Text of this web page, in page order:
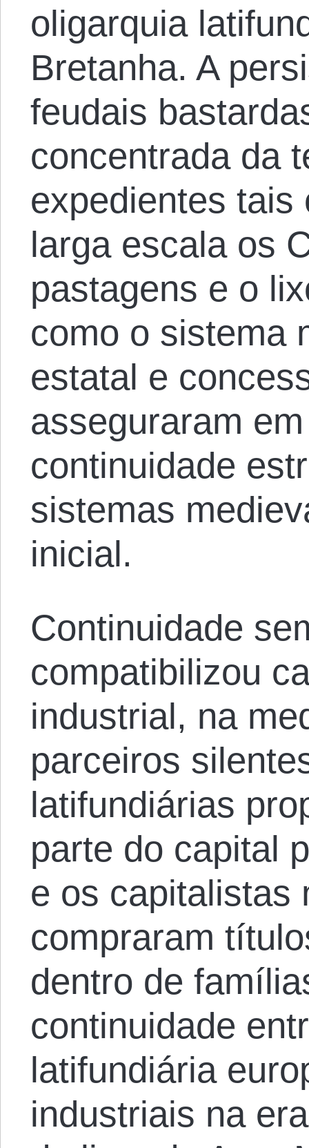
oligarquia
Bretanha. A
feudais
concentrada da
expedientes
larga escala os
pastagens e o
como o sistema
estatal e
asseguraram
continuidade
sistemas
inicial.
Continuidade
compatibilizou
industrial, na
parceiros
latifundiárias
parte do capital
e os capitalistas
compraram
dentro de
continuidade
latifundiária
industriais na